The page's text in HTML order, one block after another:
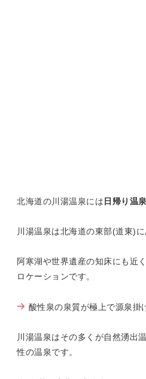
北海道の川湯温泉には 日帰り温泉
川湯温泉は北海道の東部(道東)に
阿寒湖や世界遺産の知床にも近
ロケーションです。
酸性泉の泉質が極上で源泉掛
川湯温泉はその多くが自然湧出
性の温泉です。